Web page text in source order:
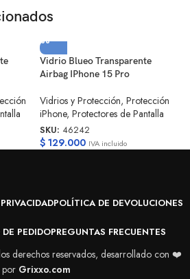
Vidrio Blueo Transparente
Airbag IPhone 15 Pro
Vidrios y Protección, Protección
iPhone, Protectores de Pantalla
SKU: 46242
$129.000 IVA incluido
POLÍTICA DE DEVOLUCIONES
PEDIDOPREGUNTAS FRECUENTES
derechos reservados, desarrollado con ❤️
por Grixxo.com